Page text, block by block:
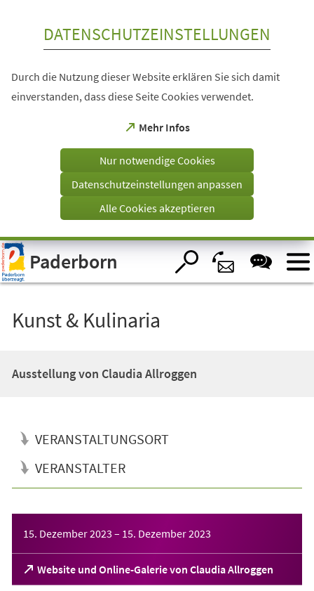
Visuelle
Assistenzsoftware
öffnen.
DATENSCHUTZEINSTELLUNGEN
Durch die Nutzung dieser Website erklären Sie sich damit
einverstanden, dass diese Seite Cookies verwendet.
Mehr Infos
(Öffnet
einem
Tab)
Nur notwendige Cookies
Datenschutzeinstellungen anpassen
Alle Cookies akzeptieren
Paderborn
Kunst & Kulinaria
Ausstellung von Claudia Allroggen
VERANSTALTUNGSORT
VERANSTALTER
15. Dezember 2023 – 15. Dezember 2023
Website und Online-Galerie von Claudia Allroggen
(Öffnet
in